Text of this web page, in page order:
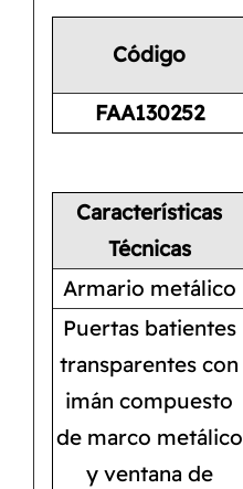
Código
FAA130252
Características
Técnicas
Armario metálico
Puertas batientes
transparentes con
imán compuesto
de marco metálico
y ventana de